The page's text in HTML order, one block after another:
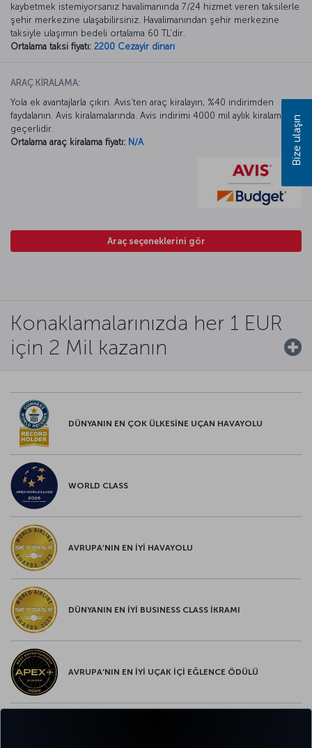
kaybetmek istemiyorsanız havalimanında 7/24 hizmet veren taksilerle
şehir merkezine ulaşabilirsiniz. Havalimanından şehir merkezine
taksiyle ulaşımın bedeli ortalama 60 TL’dir.
Ortalama taksi fiyatı: 2200 Cezayir dinarı
ARAÇ KİRALAMA:
Yola ek avantajlarla çıkın. Avis’ten araç kiralayın, %40 indirimden
faydalanın. Avis kiralamalarında. Avis indirimi 4000 mil aylık kiralamada
geçerlidir.
Ortalama araç kiralama fiyatı: N/A
Araç seçeneklerini gör
Konaklamalarınızda her 1 EUR
için 2 Mil kazanın
DÜNYANIN EN ÇOK ÜLKESİNE UÇAN HAVAYOLU
WORLD CLASS
AVRUPA’NIN EN İYİ HAVAYOLU
DÜNYANIN EN İYİ BUSINESS CLASS İKRAMI
AVRUPA’NIN EN İYİ UÇAK İÇİ EĞLENCE ÖDÜLÜ
Bize ulaşın